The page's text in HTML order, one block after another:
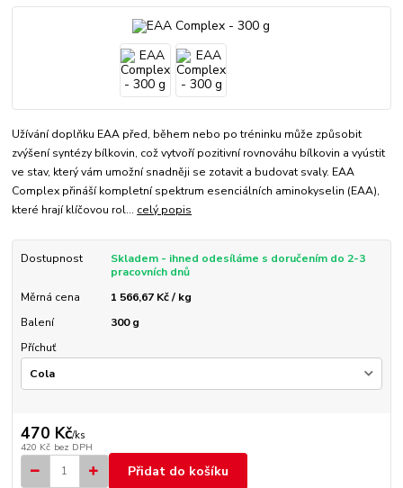
Užívání doplňku EAA před, během nebo po tréninku může způsobit
zvýšení syntézy bílkovin, což vytvoří pozitivní rovnováhu bílkovin a vyústit
ve stav, který vám umožní snadněji se zotavit a budovat svaly. EAA
Complex přináší kompletní spektrum esenciálních aminokyselin (EAA),
které hrají klíčovou rol... celý popis
Dostupnost
Skladem - ihned odesíláme s doručením do 2-3
pracovních dnů
Měrná cena
1 566,67 Kč / kg
Balení
300 g
Příchuť
470 Kč/ks
420 Kč bez DPH
Přidat do košíku